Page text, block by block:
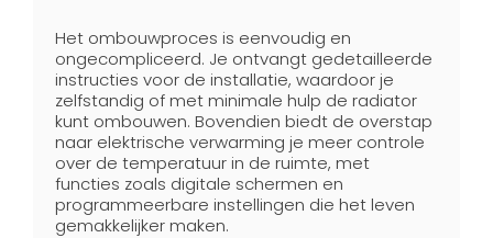
Het ombouwproces is eenvoudig en
ongecompliceerd. Je ontvangt gedetailleerde
instructies voor de installatie, waardoor je
zelfstandig of met minimale hulp de radiator
kunt ombouwen. Bovendien biedt de overstap
naar elektrische verwarming je meer controle
over de temperatuur in de ruimte, met
functies zoals digitale schermen en
programmeerbare instellingen die het leven
gemakkelijker maken.